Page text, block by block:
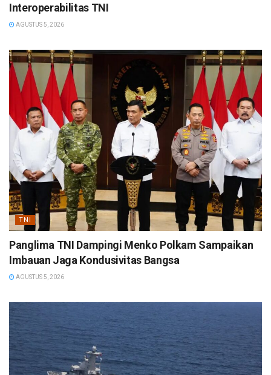
Interoperabilitas TNI
AGUSTUS 5, 2026
TNI
Panglima TNI Dampingi Menko Polkam Sampaikan
Imbauan Jaga Kondusivitas Bangsa
AGUSTUS 5, 2026